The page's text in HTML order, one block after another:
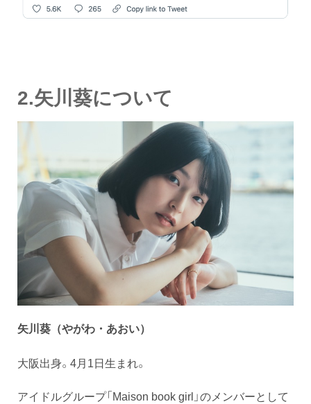
2.矢川葵について
矢川葵（やがわ・あおい）
大阪出身。4月1日生まれ。
アイドルグループ「Maison book girl」のメンバーとして